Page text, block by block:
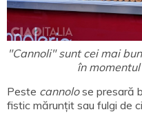
"Cannoli" sunt cei mai
în
Peste cannolose presară
fistic mărunțit sau fulgi de